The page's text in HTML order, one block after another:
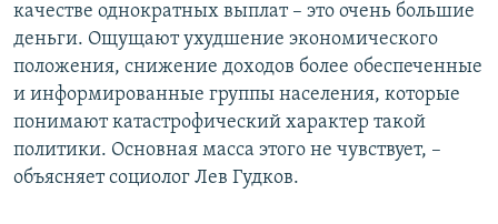
качестве однократных выплат – это очень большие
деньги. Ощущают ухудшение экономического
положения, снижение доходов более обеспеченные
и информированные группы населения, которые
понимают катастрофический характер такой
политики. Основная масса этого не чувствует, –
объясняет социолог Лев Гудков.